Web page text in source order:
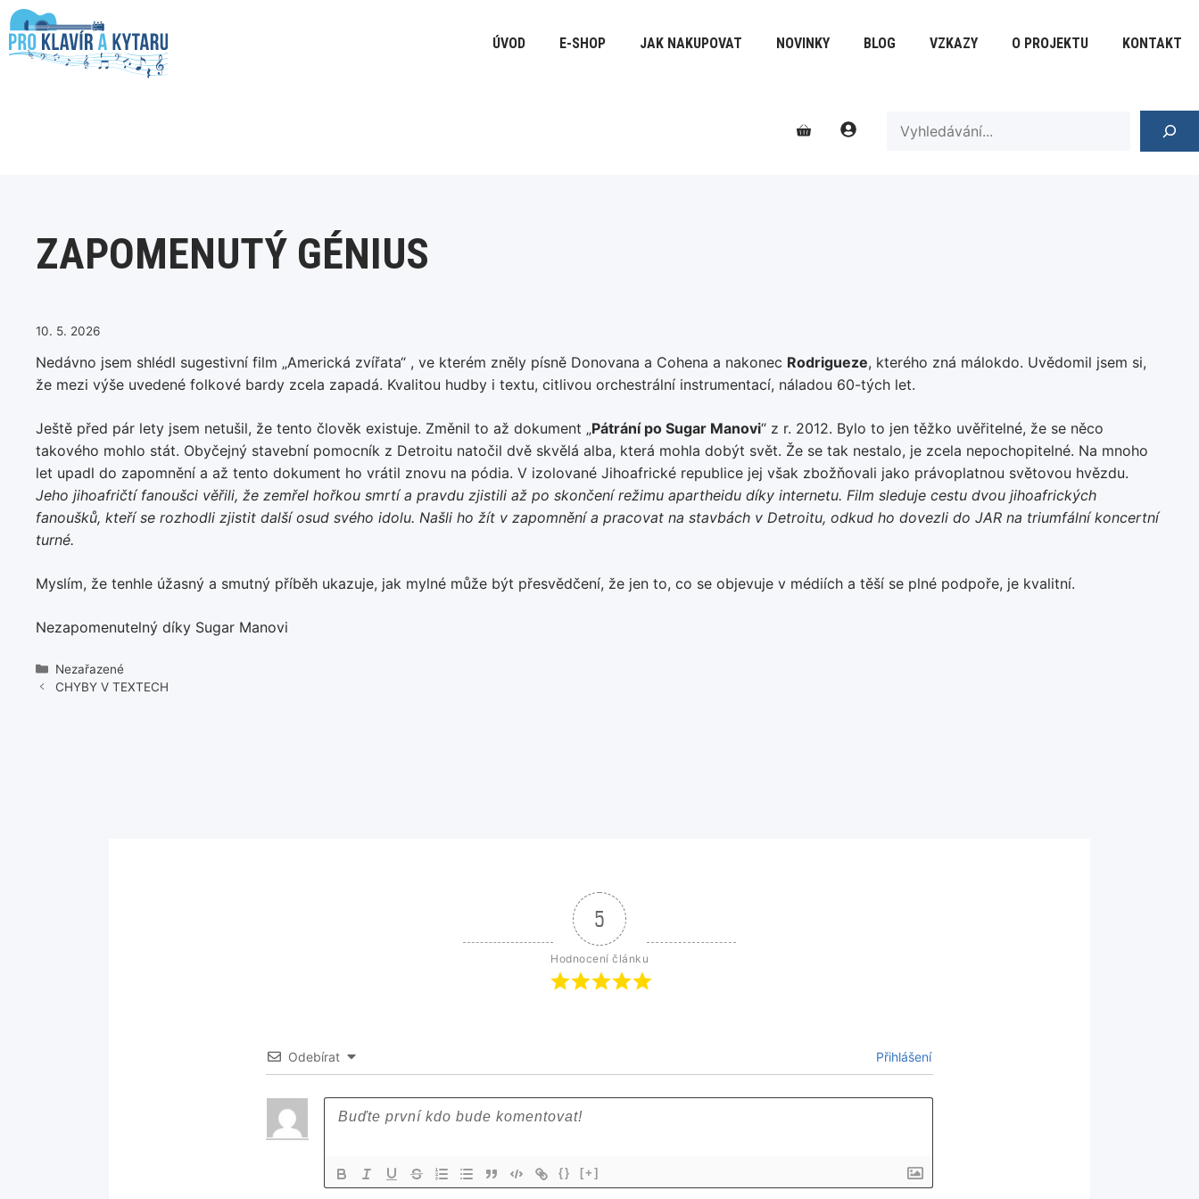
Přeskočit
na
obsah
ÚVOD E-SHOP JAK NAKUPOVAT NOVINKY BLOG VZKAZY O PROJEKTU KONTAKT
ZAPOMENUTÝ GÉNIUS
10. 5. 2026
Nedávno jsem shlédl sugestivní film „Americká zvířata“ , ve kterém zněly písně Donovana a Cohena a nakonec Rodrigueze, kterého zná málokdo. Uvědomil jsem si,
že mezi výše uvedené folkové bardy zcela zapadá. Kvalitou hudby i textu, citlivou orchestrální instrumentací, náladou 60-tých let.
Ještě před pár lety jsem netušil, že tento člověk existuje. Změnil to až dokument „Pátrání po Sugar Manovi“ z r. 2012. Bylo to jen těžko uvěřitelné, že se něco
takového mohlo stát. Obyčejný stavební pomocník z Detroitu natočil dvě skvělá alba, která mohla dobýt svět. Že se tak nestalo, je zcela nepochopitelné. Na mnoho
let upadl do zapomnění a až tento dokument ho vrátil znovu na pódia. V izolované Jihoafrické republice jej však zbožňovali jako právoplatnou světovou hvězdu.
Jeho jihoafričtí fanoušci věřili, že zemřel hořkou smrtí a pravdu zjistili až po skončení režimu apartheidu díky internetu. Film sleduje cestu dvou jihoafrických
fanoušků, kteří se rozhodli zjistit další osud svého idolu. Našli ho žít v zapomnění a pracovat na stavbách v Detroitu, odkud ho dovezli do JAR na triumfální koncertní
turné.
Myslím, že tenhle úžasný a smutný příběh ukazuje, jak mylné může být přesvědčení, že jen to, co se objevuje v médiích a těší se plné podpoře, je kvalitní.
Nezapomenutelný díky Sugar Manovi
Rubriky
Nezařazené
CHYBY V TEXTECH
5
Hodnocení článku
Odebírat Přihlášení
{} [+]